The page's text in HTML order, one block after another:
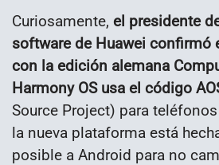
Curiosamente, el presidente
software de Huawei confirmó
con la edición alemana
Harmony OS usa el código
Source Project) para
la nueva plataforma está
posible a Android para no